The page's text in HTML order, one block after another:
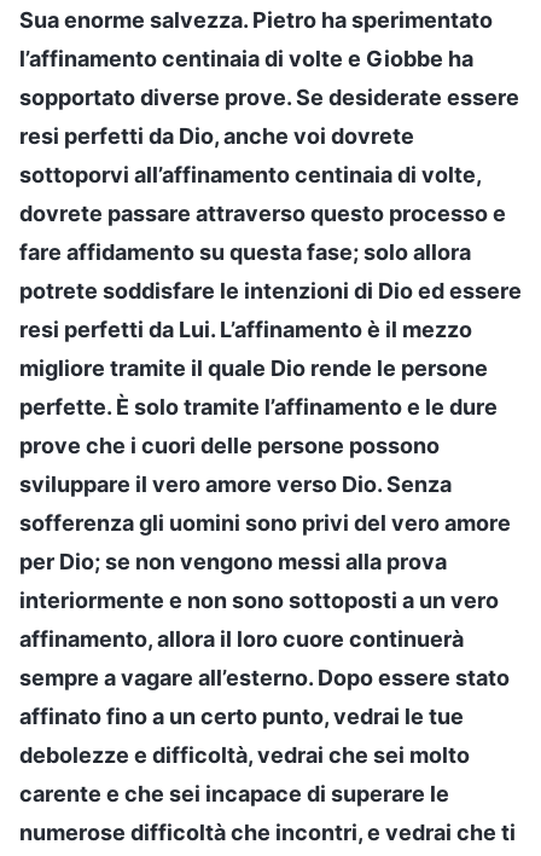
Sua enorme salvezza. Pietro ha sperimentato
l’affinamento centinaia di volte e Giobbe ha
sopportato diverse prove. Se desiderate essere
resi perfetti da Dio, anche voi dovrete
sottoporvi all’affinamento centinaia di volte,
dovrete passare attraverso questo processo e
fare affidamento su questa fase; solo allora
potrete soddisfare le intenzioni di Dio ed essere
resi perfetti da Lui. L’affinamento è il mezzo
migliore tramite il quale Dio rende le persone
perfette. È solo tramite l’affinamento e le dure
prove che i cuori delle persone possono
sviluppare il vero amore verso Dio. Senza
sofferenza gli uomini sono privi del vero amore
per Dio; se non vengono messi alla prova
interiormente e non sono sottoposti a un vero
affinamento, allora il loro cuore continuerà
sempre a vagare all’esterno. Dopo essere stato
affinato fino a un certo punto, vedrai le tue
debolezze e difficoltà, vedrai che sei molto
carente e che sei incapace di superare le
numerose difficoltà che incontri, e vedrai che ti